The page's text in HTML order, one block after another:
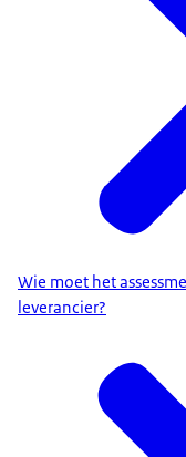
Wie moet het
leverancier?